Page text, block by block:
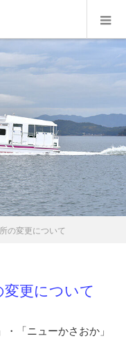
の変更について
変更について
「ニューかさおか」